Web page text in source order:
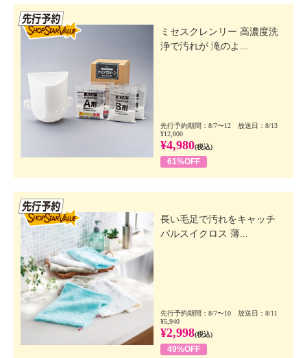
ミセスクレンリー 高濃度洗
浄で汚れが 滝のよ...
先行予約期間：8/7〜12 放送日：8/13
¥12,800
¥4,980(税込)
61%OFF
長い毛足で汚れをキャッチ
パルスイクロス 薄...
先行予約期間：8/7〜10 放送日：8/11
¥5,940
¥2,998(税込)
49%OFF